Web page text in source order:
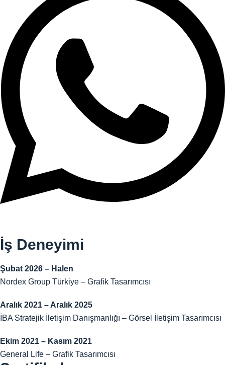
İş Deneyimi
Şubat 2026 – Halen
Nordex Group Türkiye – Grafik Tasarımcısı
Aralık 2021 – Aralık 2025
İBA Stratejik İletişim Danışmanlığı – Görsel İletişim Tasarımcısı
Ekim 2021 – Kasım 2021
General Life – Grafik Tasarımcısı